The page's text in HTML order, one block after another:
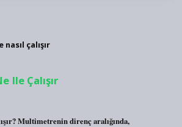
çalışır
Ile Çalışır
Multimetrenin direnç aralığında,